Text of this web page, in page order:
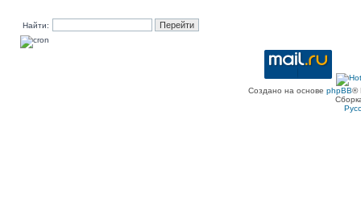
Найти:
Создано на основе phpBB®